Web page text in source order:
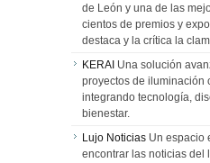
de León y una de las
cientos de premios y
destaca y la crítica la
KERAI Una solución
proyectos de iluminación
integrando tecnología,
bienestar.
Lujo Noticias Un espacio
encontrar las noticias del